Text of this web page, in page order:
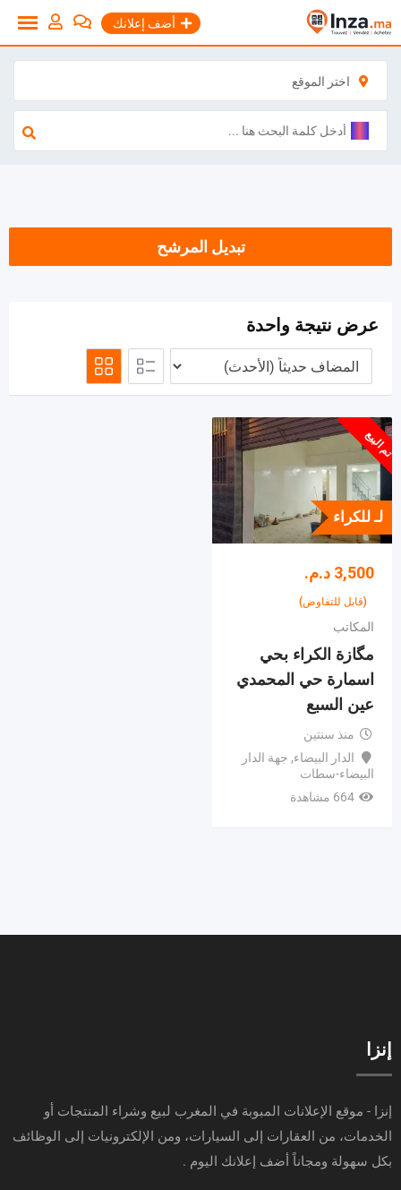
إلى
المحتوى
أضف إعلانك
اختر الموقع
تبديل المرشح
عرض نتيجة واحدة
تم البيع
لـ للكراء
3,500 د.م.
(قابل للتفاوض)
المكاتب
مگازة الكراء بحي
اسمارة حي المحمدي
عين السبع
منذ سنتين
الدار البيضاء, جهة الدار
البيضاء-سطات
664 مشاهدة
إنزا
إنزا - موقع الإعلانات المبوبة في المغرب لبيع وشراء المنتجات أو
الخدمات، من العقارات إلى السيارات، ومن الإلكترونيات إلى الوظائف
بكل سهولة ومجاناً أضف إعلانك اليوم .